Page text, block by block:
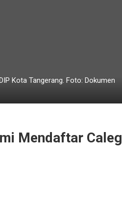
Kota Tangerang. Foto: Dokumen
Mendaftar Caleg